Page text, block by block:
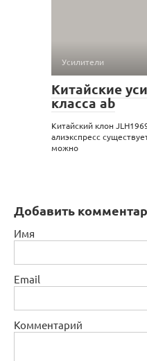
Усилители
Китайские
класса ab
Китайский клон
алиэкспресс
можно
Добавить
Имя
Email
Комментарий